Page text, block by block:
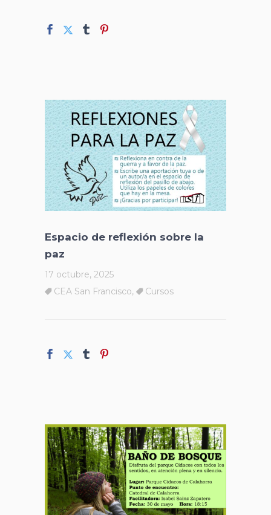
Espacio de reflexión sobre la
paz
17 octubre, 2025
CEA San Francisco, Cursos